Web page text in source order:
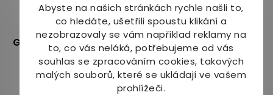
Abyste na našich stránkách rychle našli to,
co hledáte, ušetřili spoustu klikání a
nezobrazovaly se vám například reklamy na
to, co vás neláká, potřebujeme od vás
souhlas se zpracováním cookies, takových
malých souborů, které se ukládají ve vašem
prohlížeči.
–26 %
Gillette Venus náhradní
hlavice 4 ks
Skladem(3 ks)
–3 %
ISISPharma Suavigel
zklidňující gelový krém
40 ml
Průměrné Skladem(1 ks)